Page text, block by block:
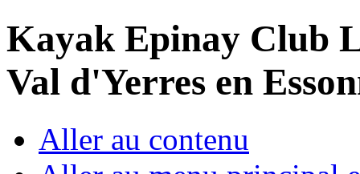
Kayak Epinay Club
Val d'Yerres en
Aller au contenu